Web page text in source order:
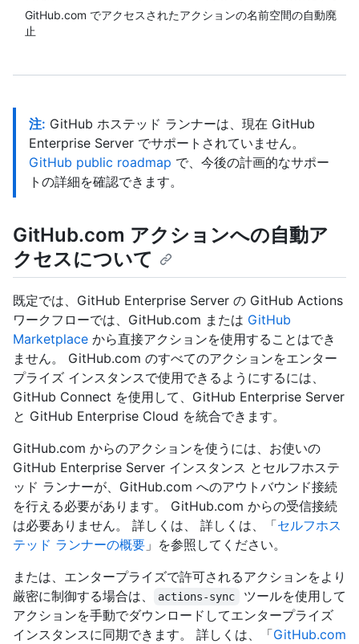
GitHub.com でアクセスされたアクションの名前空間の自動廃
止
注: GitHub ホステッド ランナーは、現在 GitHub
Enterprise Server でサポートされていません。
GitHub public roadmap で、今後の計画的なサポー
トの詳細を確認できます。
GitHub.com アクションへの自動ア
クセスについて
既定では、GitHub Enterprise Server の GitHub Actions
ワークフローでは、GitHub.com または GitHub
Marketplace から直接アクションを使用することはでき
ません。 GitHub.com のすべてのアクションをエンター
プライズ インスタンスで使用できるようにするには、
GitHub Connect を使用して、GitHub Enterprise Server
と GitHub Enterprise Cloud を統合できます。
GitHub.com からのアクションを使うには、お使いの
GitHub Enterprise Server インスタンス とセルフホステ
ッド ランナーが、GitHub.com へのアウトバウンド接続
を行える必要があります。 GitHub.com からの受信接続
は必要ありません。 詳しくは、 詳しくは、「セルフホス
テッド ランナーの概要 」を参照してください。
または、エンタープライズで許可されるアクションをより
厳密に制御する場合は、
actions-sync
ツールを使用して
アクションを手動でダウンロードしてエンタープライズ
インスタンスに同期できます。 詳しくは、「GitHub.com